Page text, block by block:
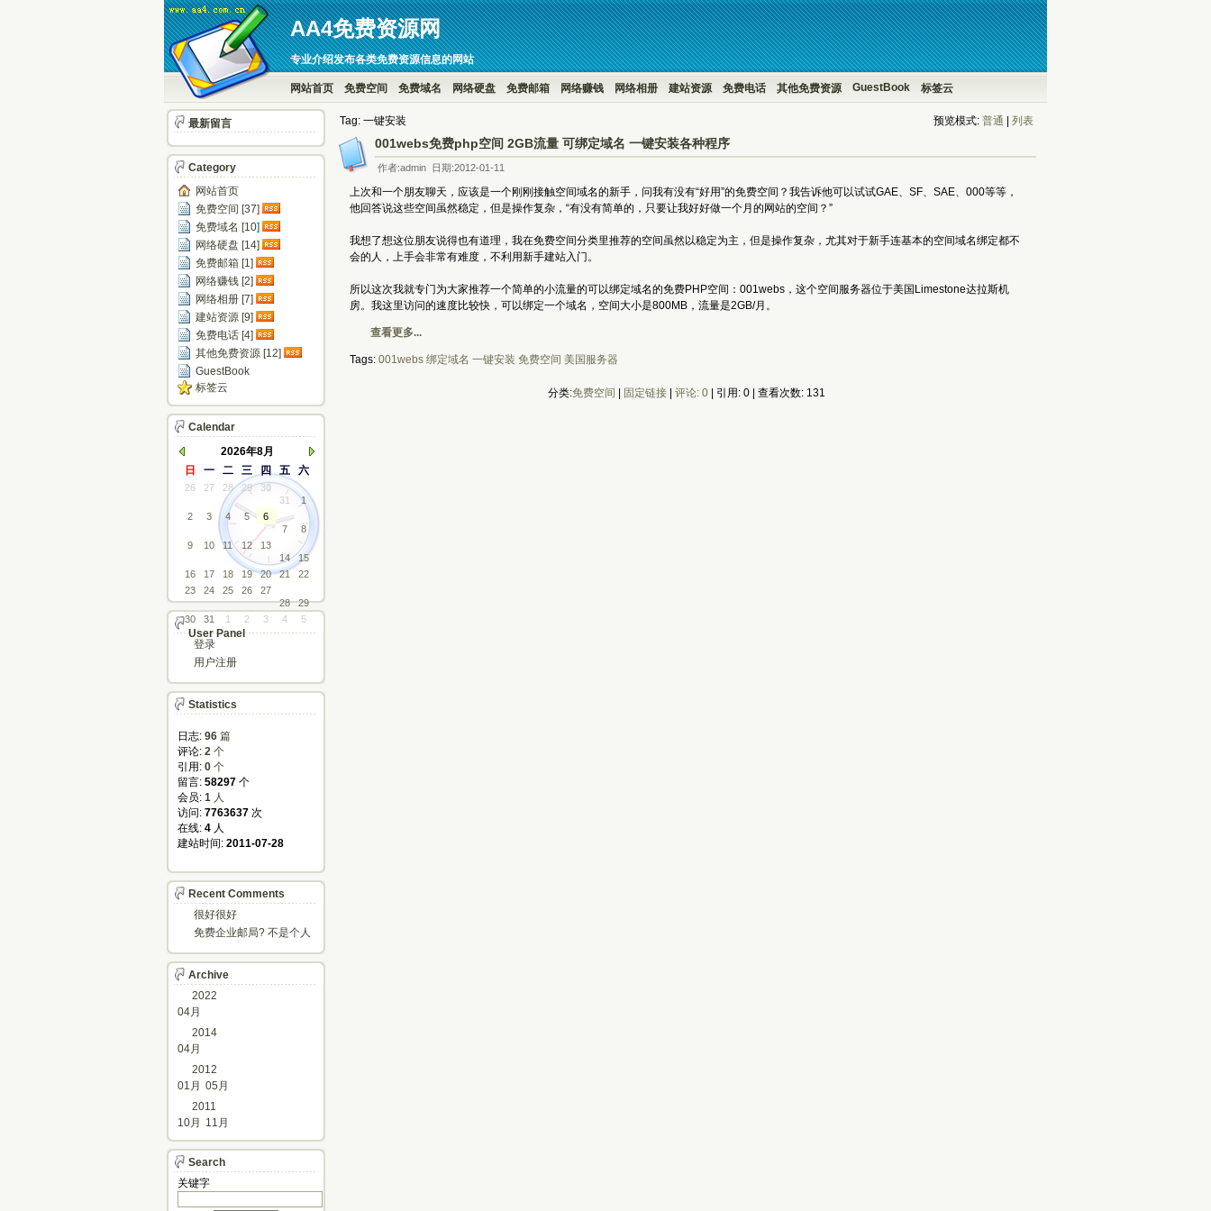
AA4免费资源网
专业介绍发布各类免费资源信息的网站
网站首页 免费空间 免费域名 网络硬盘 免费邮箱 网络赚钱 网络相册 建站资源 免费电话 其他免费资源 GuestBook 标签云
Tag: 一键安装 预览模式: 普通 列表
001webs免费php空间 2GB流量 可绑定域名 一键安装各种程序
作者:admin 日期:2012-01-11
上次和一个朋友聊天，应该是一个刚刚接触空间域名的新手，问我有没有“好用”的免费空间？我告诉他可以试试GAE、SF、SAE、000等等，
他回答说这些空间虽然稳定，但是操作复杂，“有没有简单的，只要让我好好做一个月的网站的空间？”
我想了想这位朋友说得也有道理，我在免费空间分类里推荐的空间虽然以稳定为主，但是操作复杂，尤其对于新手连基本的空间域名绑定都不
会的人，上手会非常有难度，不利用新手建站入门。
所以这次我就专门为大家推荐一个简单的小流量的可以绑定域名的免费PHP空间：001webs，这个空间服务器位于美国Limestone达拉斯机
房。我这里访问的速度比较快，可以绑定一个域名，空间大小是800MB，流量是2GB/月。
查看更多...
Tags: 001webs 绑定域名 一键安装 免费空间 美国服务器
分类:免费空间 固定链接 评论: 0 | 引用: 0 | 查看次数: 131
最新留言
Category
网站首页
免费空间 [37]
免费域名 [10]
网络硬盘 [14]
免费邮箱 [1]
网络赚钱 [2]
网络相册 [7]
建站资源 [9]
免费电话 [4]
其他免费资源 [12]
GuestBook
标签云
Calendar
2026年8月
日
一 二 三 四 五 六
26 27 28 29
30
31
1
2
3 4 5
6
7
8
9
10 11 12
13
14
15
16
17 18 19 20 21
22
23
24 25 26
27
28
29
30
31 1 2 3 4 5
User Panel
登录
用户注册
Statistics
日志: 96 篇
评论: 2 个
引用: 0 个
留言: 58297 个
会员: 1 人
访问: 7763637 次
在线: 4 人
建站时间: 2011-07-28
Recent Comments
很好很好
免费企业邮局? 不是个人
Archive
2022
04月
2014
04月
2012
01月 05月
2011
10月
11月
Search
关键字